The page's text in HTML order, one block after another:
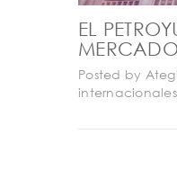
EL
Posted by Ategi
internacionales